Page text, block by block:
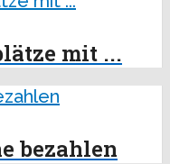
mit ...
bezahlen